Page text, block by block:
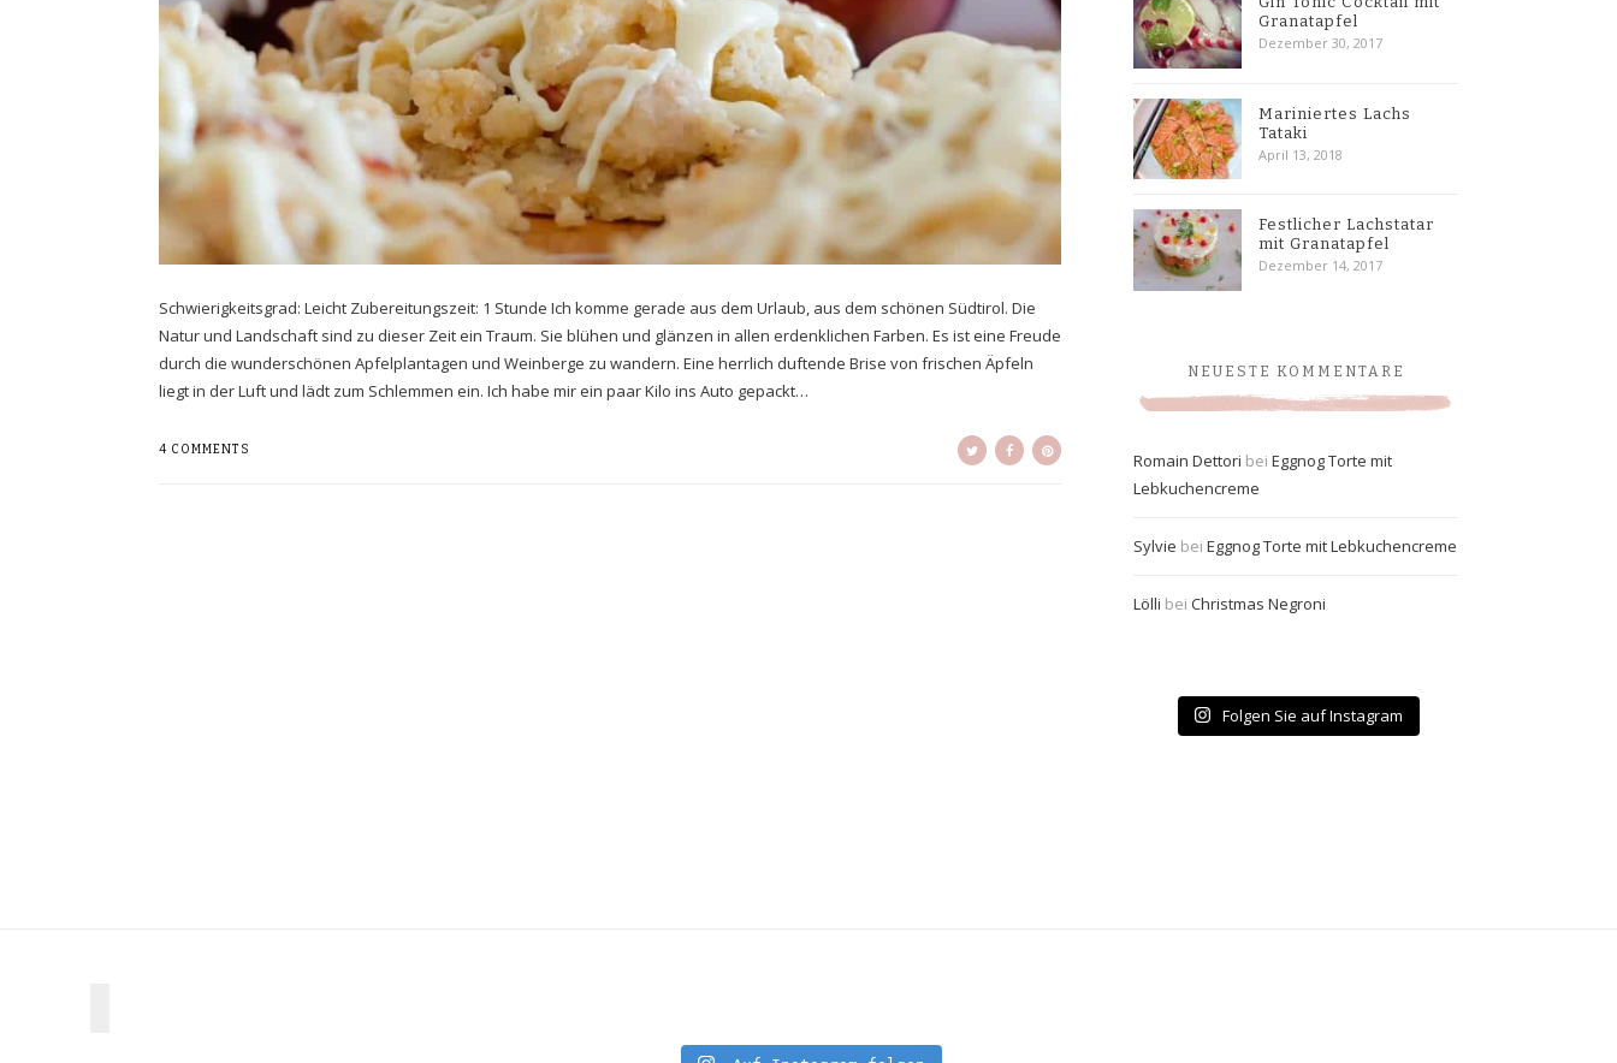
Schwierigkeitsgrad: Leicht Zubereitungszeit: 1 Stunde Ich komme gerade aus dem Urlaub, aus dem schönen Südtirol. Die
Natur und Landschaft sind zu dieser Zeit ein Traum. Sie blühen und glänzen in allen erdenklichen Farben. Es ist eine Freude
durch die wunderschönen Apfelplantagen und Weinberge zu wandern. Eine herrlich duftende Brise von frischen Äpfeln
liegt in der Luft und lädt zum Schlemmen ein. Ich habe mir ein paar Kilo ins Auto gepackt…
4 COMMENTS
Granatapfel
Dezember 30, 2017
Mariniertes Lachs
Tataki
April 13, 2018
Festlicher Lachstatar
mit Granatapfel
Dezember 14, 2017
NEUESTE KOMMENTARE
Romain Dettori bei Eggnog Torte mit
Lebkuchencreme
Sylvie bei Eggnog Torte mit Lebkuchencreme
Lölli bei Christmas Negroni
Folgen Sie auf Instagram